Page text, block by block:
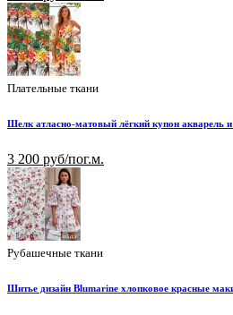
Плательные ткани
Шелк атласно-матовый лёгкий купон акварель и
3 200 руб/пог.м.
Рубашечные ткани
Шитье дизайн Blumarine хлопковое красные